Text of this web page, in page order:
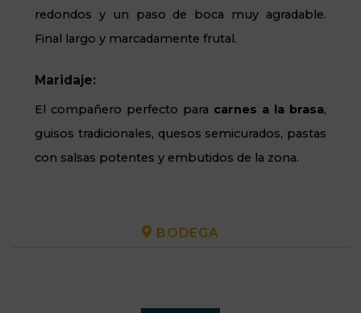
redondos y un paso de boca muy agradable.
Final largo y marcadamente frutal.
Maridaje:
El compañero perfecto para carnes a la brasa,
guisos tradicionales, quesos semicurados, pastas
con salsas potentes y embutidos de la zona.
BODEGA